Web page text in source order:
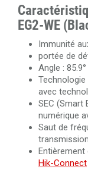
EG2-WE
Immunité
portée de
Angle : 85.9°
avec
SEC (Smart
numérique
Saut de
Entièrement
Hik-Connect